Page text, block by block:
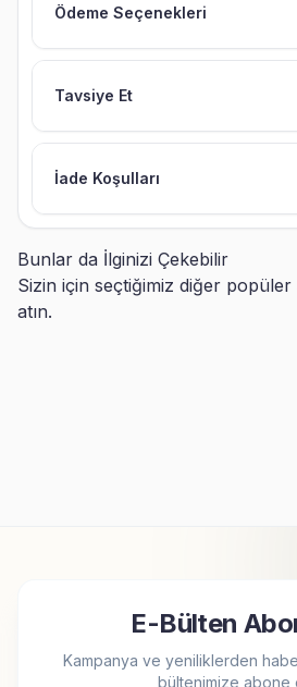
Ödeme Seçenekleri
Tavsiye Et
İade Koşulları
Bunlar da İlginizi Çekebilir
Sizin için seçtiğimiz diğer
atın.
E-Bülten
Kampanya ve yeniliklerden
bültenimize abone